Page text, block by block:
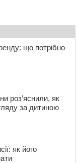
інтернату
грузина,
що потрібно
роз’яснили, як
за дитиною
як його